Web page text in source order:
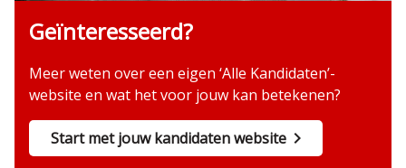
Geïnteresseerd?
Meer weten over een eigen ‘Alle Kandidaten’-
website en wat het voor jouw kan betekenen?
Start met jouw kandidaten website